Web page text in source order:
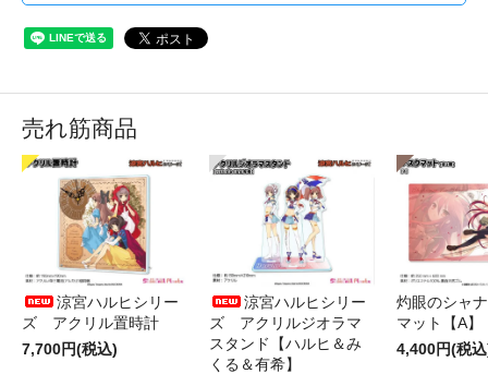
売れ筋商品
涼宮ハルヒシリー
ズ アクリル置時計
7,700円(税込)
涼宮ハルヒシリー
ズ アクリルジオラマ
スタンド【ハルヒ＆み
くる＆有希】
灼眼のシャ
マット【A】
4,400円(税